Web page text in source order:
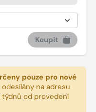
Koupit
pouze pro nové
na adresu
týdnů od provedení